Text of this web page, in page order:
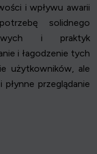
i wpływu awarii
solidnego
i praktyk
i łagodzenie tych
użytkowników, ale
przeglądanie